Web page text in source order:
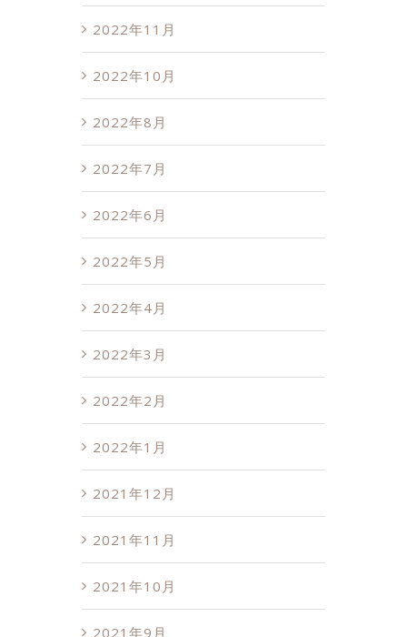
2022年11月
2022年10月
2022年8月
2022年7月
2022年6月
2022年5月
2022年4月
2022年3月
2022年2月
2022年1月
2021年12月
2021年11月
2021年10月
2021年9月